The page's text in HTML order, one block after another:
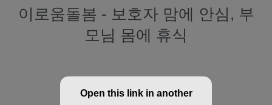
이로움돌봄 - 보호자 맘에 안심, 부
모님 몸에 휴식